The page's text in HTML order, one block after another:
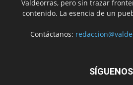
Valdeorras, pero sin trazar
contenido. La esencia de un
Contáctanos:
SÍGUENOS